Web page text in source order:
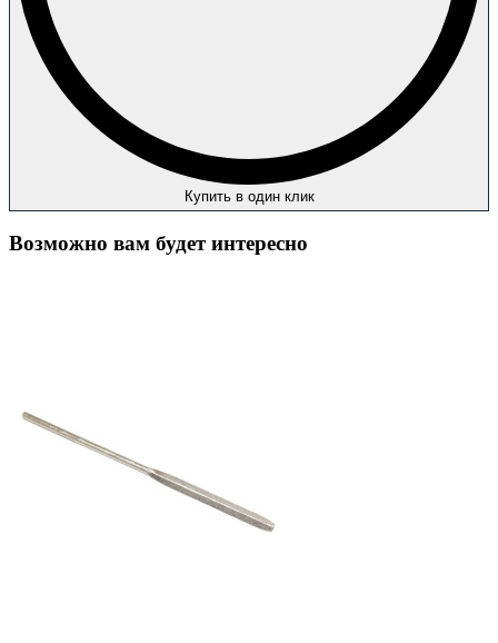
Купить в один клик
Возможно вам будет интересно